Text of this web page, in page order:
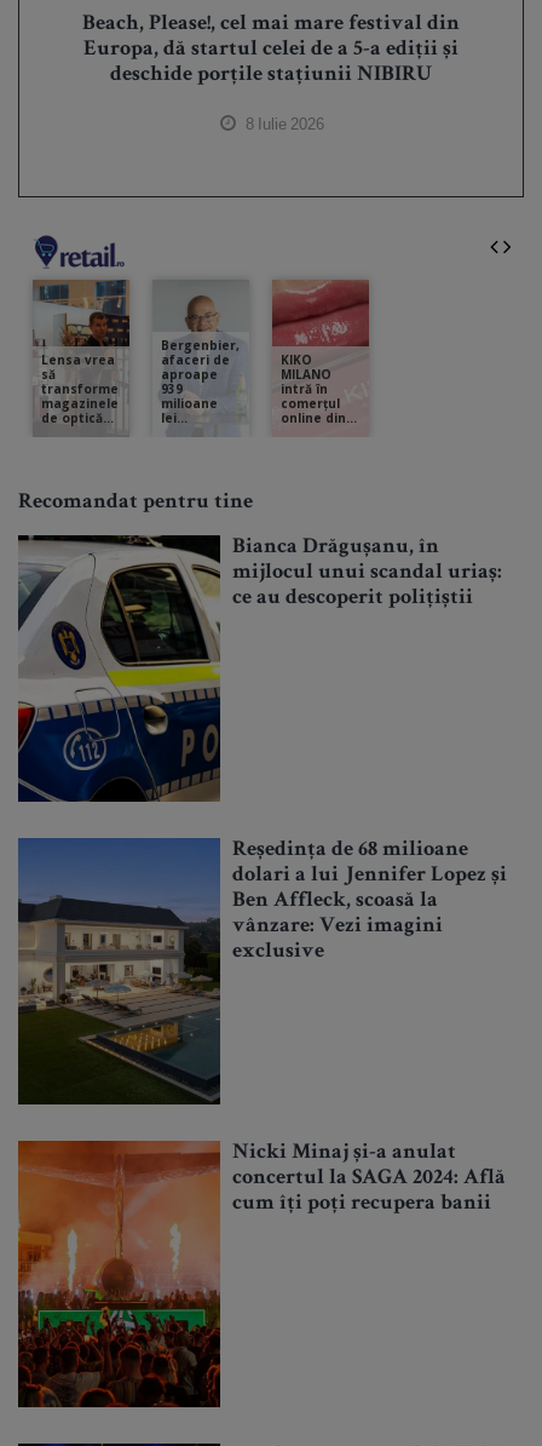
Beach, Please!, cel mai mare festival din
Europa, dă startul celei de a 5-a ediții și
deschide porțile stațiunii NIBIRU
8 Iulie 2026
Recomandat pentru tine
Bianca Drăgușanu, în
mijlocul unui scandal uriaș:
ce au descoperit polițiștii
Reședința de 68 milioane
dolari a lui Jennifer Lopez și
Ben Affleck, scoasă la
vânzare: Vezi imagini
exclusive
Nicki Minaj și-a anulat
concertul la SAGA 2024: Află
cum îți poți recupera banii